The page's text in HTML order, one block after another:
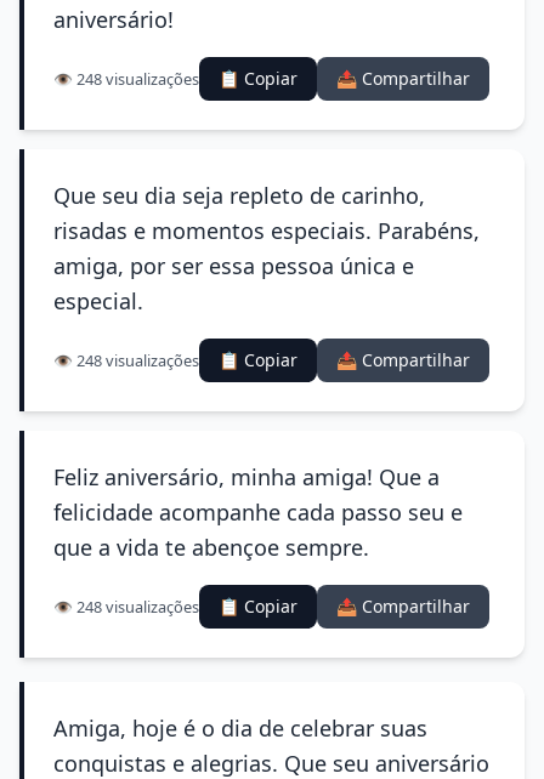
aniversário!
👁️ 248 visualizações 📋 Copiar 📤 Compartilhar
Que seu dia seja repleto de carinho,
risadas e momentos especiais. Parabéns,
amiga, por ser essa pessoa única e
especial.
👁️ 248 visualizações 📋 Copiar 📤 Compartilhar
Feliz aniversário, minha amiga! Que a
felicidade acompanhe cada passo seu e
que a vida te abençoe sempre.
👁️ 248 visualizações 📋 Copiar 📤 Compartilhar
Amiga, hoje é o dia de celebrar suas
conquistas e alegrias. Que seu aniversário